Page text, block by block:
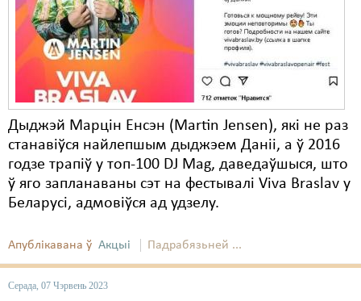
Дыджэй Марцін Енсэн (Martin Jensen), які не раз
станавіўся найлепшым дыджэем Даніі, а ў 2016
годзе трапіў у топ-100 DJ Mag, даведаўшыся, што
ў яго запланаваны сэт на фестывалі Viva Braslav у
Беларусі, адмовіўся ад удзелу.
Апублікавана ў Акцыі Падрабязьней ...
Серада, 07 Чэрвень 2023